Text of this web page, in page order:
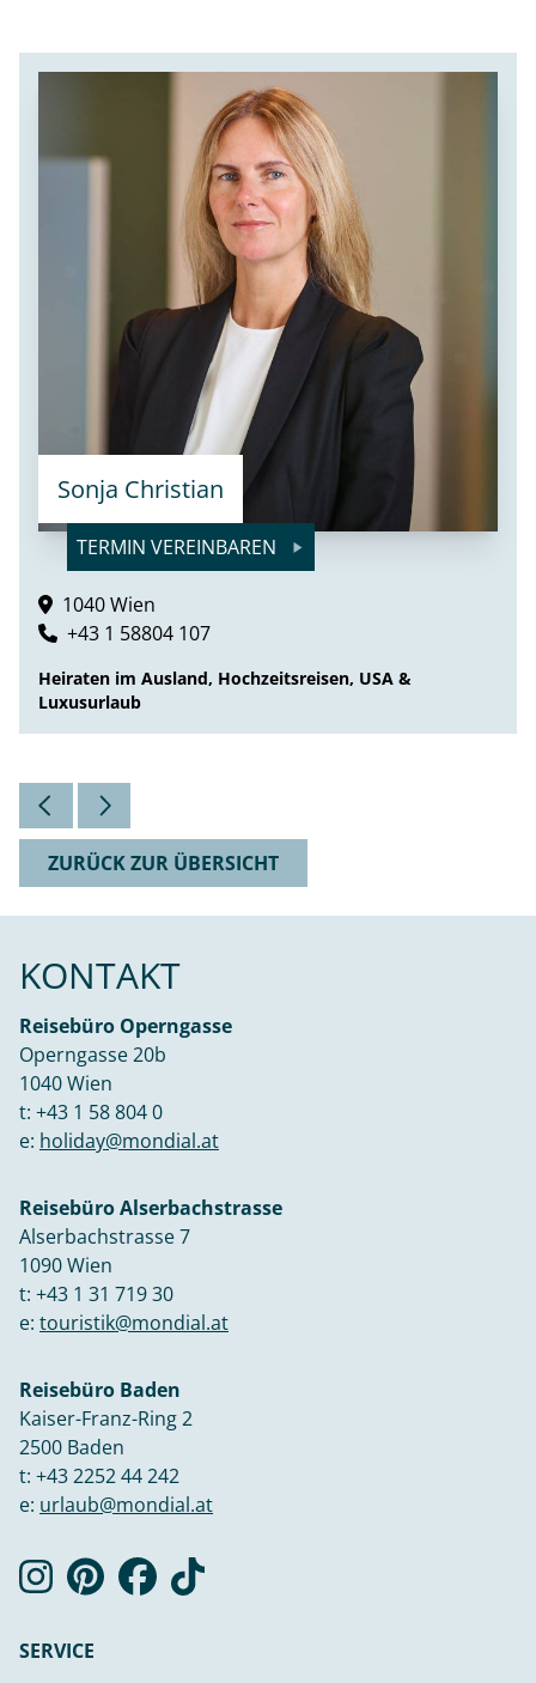
Sonja Christian
TERMIN VEREINBAREN
1040 Wien
+43 1 58804 107
Heiraten im Ausland, Hochzeitsreisen, USA &
Luxusurlaub
ZURÜCK ZUR ÜBERSICHT
KONTAKT
Reisebüro Operngasse
Operngasse 20b
1040 Wien
t: +43 1 58 804 0
e: holiday@mondial.at
Reisebüro Alserbachstrasse
Alserbachstrasse 7
1090 Wien
t: +43 1 31 719 30
e: touristik@mondial.at
Reisebüro Baden
Kaiser-Franz-Ring 2
2500 Baden
t: +43 2252 44 242
e: urlaub@mondial.at
SERVICE